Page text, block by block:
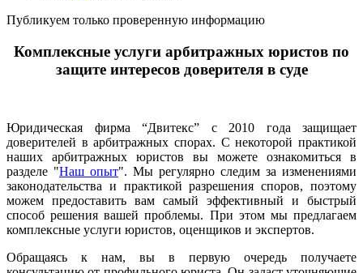
Публикуем только проверенную информацию
Комплексные услуги арбитражных юристов по
защите интересов доверителя в суде
Юридическая фирма “Двитекс” с 2010 года защищает
доверителей в арбитражных спорах. С некоторой практикой
наших арбитражных юристов вы можете ознакомиться в
разделе "Наш опыт". Мы регулярно следим за изменениями
законодательства и практикой разрешения споров, поэтому
можем предоставить вам самый эффективный и быстрый
способ решения вашей проблемы. При этом мы предлагаем
комплексные услуги юристов, оценщиков и экспертов.
Обращаясь к нам, вы в первую очередь получаете